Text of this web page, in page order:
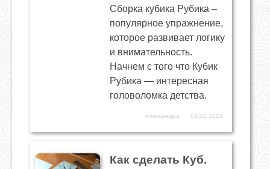
Сборка кубика Рубика –
популярное упражнение,
которое развивает логику
и внимательность.
Начнем с того что Кубик
Рубика — интересная
головоломка детства.
Александра 03.02.2021
Как сделать Куб.